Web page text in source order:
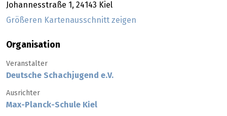
Johannesstraße 1, 24143 Kiel
Größeren Kartenausschnitt zeigen
Organisation
Veranstalter
Deutsche Schachjugend e.V.
Ausrichter
Max-Planck-Schule Kiel